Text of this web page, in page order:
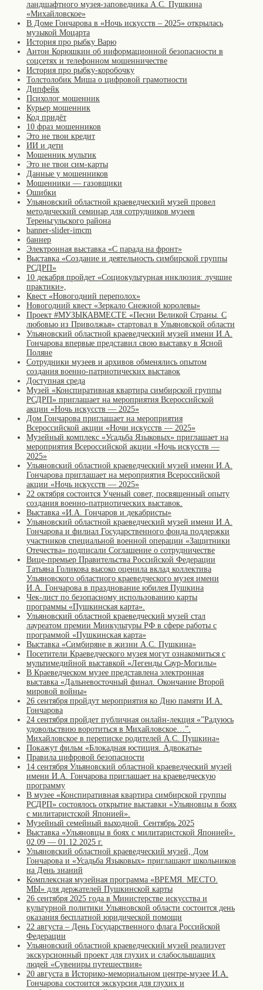
ландшафтного музея-заповедника А.С. Пушкина
«Михайловское»
В Доме Гончарова в «Ночь искусств – 2025» открылась
музыкой Моцарта
История про рыбку Варю
Антон Корюшкин об информационной безопасности в
соцсетях и телефонном мошенничестве
История про рыбку-коробочку
Толстолобик Миша о цифровой грамотности
Дипфейк
Психолог мошенник
Курьер мошенник
Код придёт
10 фраз мошенников
Это не твои кредит
ИИ и дети
Мошенник мультик
Это не твои сим-карты
Данные у мошенников
Мошенники — газовщики
Ошибки
Ульяновский областной краеведческий музей провел
методический семинар для сотрудников музеев
Тереньгульского района
banner-slider-imcm
баннер
Электронная выставка «С парада на фронт»
Выставка «Создание и деятельность симбирской группы
РСДРП»
10 декабря пройдет «Социокультурная инклюзия: лучшие
практики»,
Квест «Новогодний переполох»
Новогодний квест «Зеркало Снежной королевы»
Проект #МУЗЫКАВМЕСТЕ «Песни Великой Страны. С
любовью из Приволжья» стартовал в Ульяновской области
Ульяновский областной краеведческий музей имени И.А.
Гончарова впервые представил свою выставку в Ясной
Поляне
Сотрудники музеев и архивов обменялись опытом
создания военно-патриотических выставок
Доступная среда
Музей «Конспиративная квартира симбирской группы
РСДРП» приглашает на мероприятия Всероссийской
акции «Ночь искусств — 2025»
Дом Гончарова приглашает на мероприятия
Всероссийской акции «Ночи искусств — 2025»
Музейный комплекс «Усадьба Языковых» приглашает на
мероприятия Всероссийской акции «Ночь искусств —
2025»
Ульяновский областной краеведческий музей имени И.А.
Гончарова приглашает на мероприятия Всероссийской
акции «Ночь искусств — 2025»
22 октября состоится Ученый совет, посвященный опыту
создания военно-патриотических выставок.
Выставка «И.А. Гончаров и декабристы»
Ульяновский областной краеведческий музей имени И.А.
Гончарова и филиал Государственного фонда поддержки
участников специальной военной операции «Защитники
Отечества» подписали Соглашение о сотрудничестве
Вице-премьер Правительства Российской Федерации
Татьяна Голикова высоко оценила вклад коллектива
Ульяновского областного краеведческого музея имени
И.А. Гончарова в празднование юбилея Пушкина
Чек-лист по безопасному использованию карты
программы «Пушкинская карта».
Ульяновский областной краеведческий музей стал
лауреатом премии Минкультуры РФ в сфере работы с
программой «Пушкинская карта»
Выставка «Симбиряне в жизни А.С. Пушкина»
Посетители Краеведческого музея могут ознакомиться с
мультимедийной выставкой «Легенды Саур-Могилы»
В Краеведческом музее представлена электронная
выставка «Дальневосточный финал. Окончание Второй
мировой войны»
26 сентября пройдут мероприятия ко Дню памяти И.А.
Гончарова
24 сентября пройдет публичная онлайн-лекция «”Радуюсь
удовольствию воротиться в Михайловское…”.
Михайловское в переписке родителей А.С. Пушкина»
Покажут фильм «Блокадная юстиция. Адвокаты»
Правила цифровой безопасности
14 сентября Ульяновский областной краеведческий музей
имени И.А. Гончарова приглашает на краеведческую
программу
В музее «Конспиративная квартира симбирской группы
РСДРП» состоялось открытие выставки «Ульяновцы в боях
с милитаристской Японией».
Музейный семейный выходной. Сентябрь 2025
Выставка «Ульяновцы в боях с милитаристской Японией».
02.09 — 01.12.2025 г.
Ульяновский областной краеведческий музей, Дом
Гончарова и «Усадьба Языковых» приглашают школьников
на День знаний
Комплексная музейная программа «ВРЕМЯ. МЕСТО.
МЫ» для держателей Пушкинской карты
26 сентября 2025 года в Министерстве искусства и
культурной политики Ульяновской области состоится день
оказания бесплатной юридической помощи
22 августа – День Государственного флага Российской
Федерации
Ульяновский областной краеведческий музей реализует
экскурсионный проект для глухих и слабослышащих
людей «Сувениры путешествия»
20 августа в Историко-мемориальном центре-музее И.А.
Гончарова состоится экскурсия для глухих и